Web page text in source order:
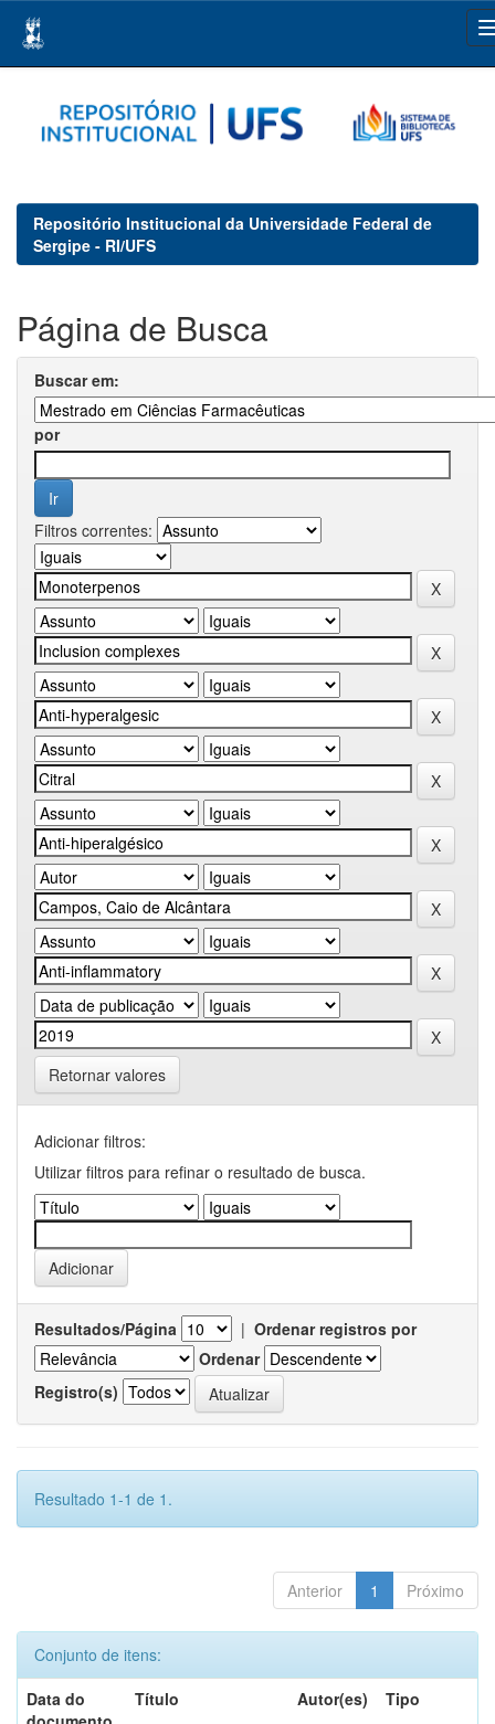
navigation
Repositório Institucional da Universidade Federal de
Sergipe - RI/UFS
Página de Busca
Buscar em:
por
Filtros correntes:
Retornar valores
Adicionar filtros:
Utilizar filtros para refinar o resultado de busca.
Resultados/Página | Ordenar registros por
Ordenar
Registro(s)
Resultado 1-1 de 1.
Anterior 1 Próximo
Conjunto de itens:
Data do
Título Autor(es) Tipo